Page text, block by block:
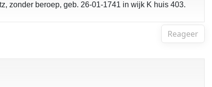
zonder beroep, geb. 26-01-1741 in wijk K huis 403.
Reageer